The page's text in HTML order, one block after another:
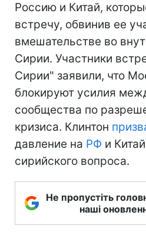
Россию и Китай,
встречу, обвинив ее
вмешательстве во
Сирии. Участники
Сирии" заявили, что
блокируют усилия
сообщества по
кризиса. Клинтон
давление на РФ и
сирийского вопроса.
Не пропустіть
наші